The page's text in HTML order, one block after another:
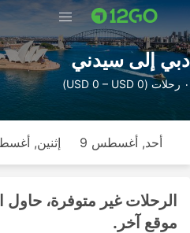
دبي إلى سيدني
٠ رحلات (USD 0 – USD 0)
أحد, أغسطس 9 إثنين,
الرحلات غير متوفرة،
موقع آخر.